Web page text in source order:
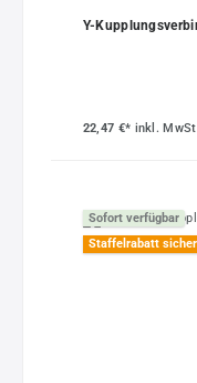
Y-
22,47 €* inkl.
Sofort verfügbar
Staffelrabatt